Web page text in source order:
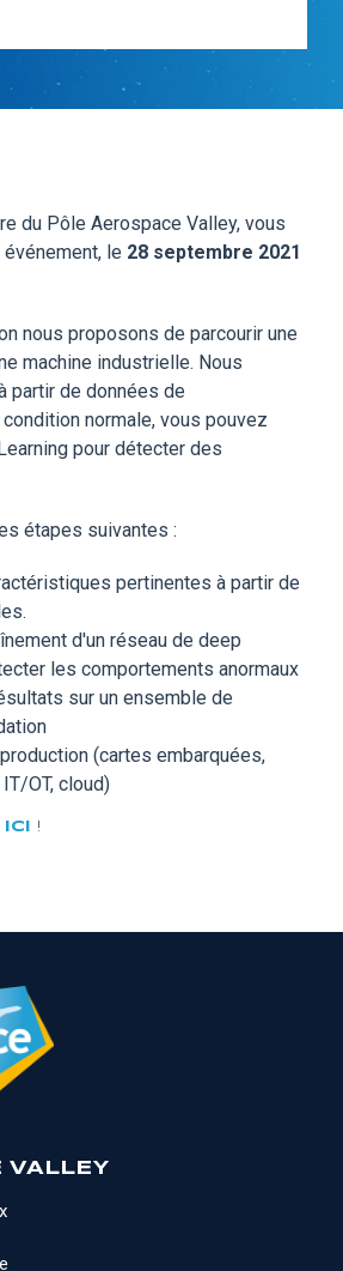
du Pôle Aerospace Valley, vous
le 28 septembre 2021
nous proposons de parcourir une
machine industrielle. Nous
partir de données de
normale, vous pouvez
pour détecter des
étapes suivantes :
pertinentes à partir de
d'un réseau de deep
les comportements anormaux
sur un ensemble de
(cartes embarquées,
OT, cloud)
ici !
VALLEY